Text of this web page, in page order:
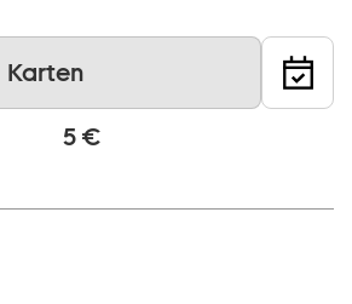
Karten
5 €